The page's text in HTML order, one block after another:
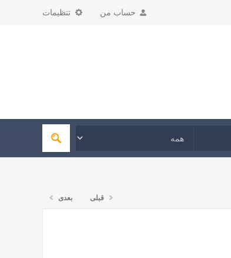
تنظیمات حساب من
قبلی بعدی